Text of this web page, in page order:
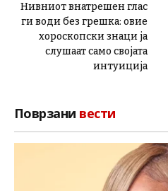
Нивниот внатрешен глас
ги води без грешка: овие
хороскопски знаци ја
слушаат само својата
интуиција
Поврзани вести